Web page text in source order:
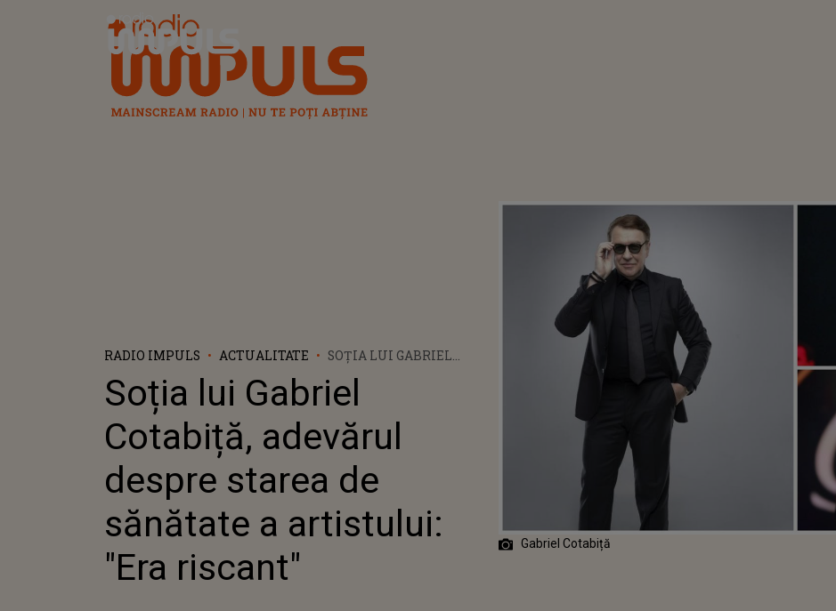
Radio Impuls
RADIO IMPULS ACTUALITATE
SOȚIA LUI GABRIEL
DESPRE STAREA DE
SĂNĂTATE A ARTISTULUI:
"ERA RISCANT"
Soția lui Gabriel
Cotabiță, adevărul
despre starea de
sănătate a artistului:
"Era riscant"
Gabriel Cotabiță